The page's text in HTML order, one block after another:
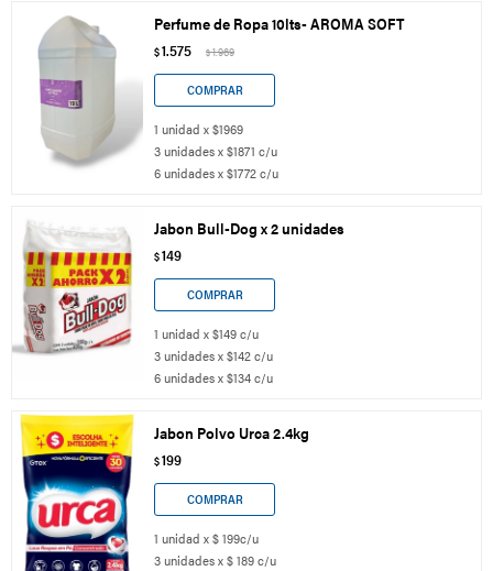
Perfume de Ropa 10lts- AROMA SOFT
$1.575 $1.969
1 unidad x $1969
3 unidades x $1871 c/u
6 unidades x $1772 c/u
Jabon Bull-Dog x 2 unidades
$149
1 unidad x $149 c/u
3 unidades x $142 c/u
6 unidades x $134 c/u
Jabon Polvo Urca 2.4kg
$199
1 unidad x $ 199c/u
3 unidades x $ 189 c/u